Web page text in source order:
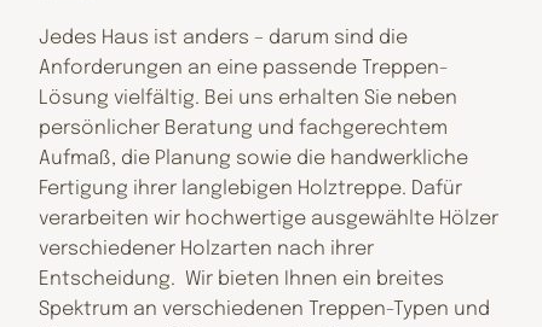
Jedes Haus ist anders – darum sind die
Anforderungen an eine passende Treppen-
Lösung vielfältig. Bei uns erhalten Sie neben
persönlicher Beratung und fachgerechtem
Aufmaß, die Planung sowie die handwerkliche
Fertigung ihrer langlebigen Holztreppe. Dafür
verarbeiten wir hochwertige ausgewählte Hölzer
verschiedener Holzarten nach ihrer
Entscheidung. Wir bieten Ihnen ein breites
Spektrum an verschiedenen Treppen-Typen und